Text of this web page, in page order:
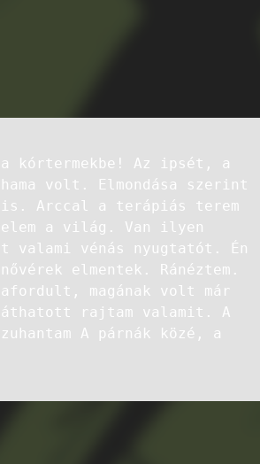
kórtermekbe! Az ipsét, a
volt. Elmondása szerint
Arccal a terápiás terem
a világ. Van ilyen
valami vénás nyugtatót. Én
elmentek. Ránéztem.
magának volt már
Láthatott rajtam valamit. A
A párnák közé, a